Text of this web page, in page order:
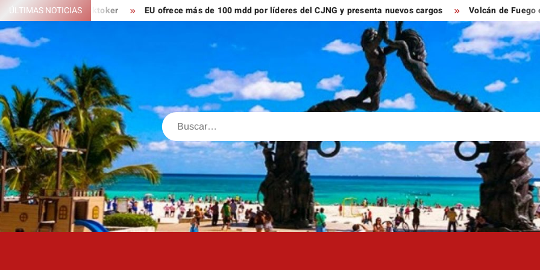
Saltar
al
contenido
ÚLTIMAS NOTICIAS
ahora es tiktoker EU ofrece más de 100 mdd por líderes del CJNG y presenta nuevos cargos Volcán de Fuego entra en
Buscar